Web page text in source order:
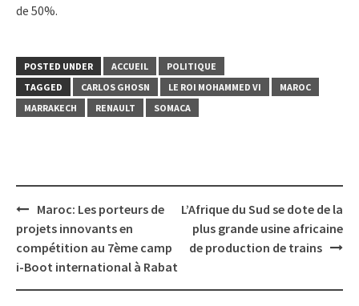
de 50%.
POSTED UNDER ACCUEIL
POLITIQUE
TAGGED
CARLOS GHOSN LE ROI MOHAMMED VI
MAROC
MARRAKECH
RENAULT SOMACA
Post
navigation
Maroc: Les porteurs de
projets innovants en
compétition au 7ème camp
i-Boot international à Rabat
L’Afrique du Sud se dote de la
plus grande usine africaine
de production de trains